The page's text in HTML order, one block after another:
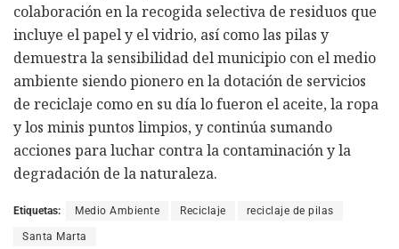
colaboración en la recogida selectiva de residuos que
incluye el papel y el vidrio, así como las pilas y
demuestra la sensibilidad del municipio con el medio
ambiente siendo pionero en la dotación de servicios
de reciclaje como en su día lo fueron el aceite, la ropa
y los minis puntos limpios, y continúa sumando
acciones para luchar contra la contaminación y la
degradación de la naturaleza.
Etiquetas: Medio Ambiente Reciclaje reciclaje de pilas
Santa Marta